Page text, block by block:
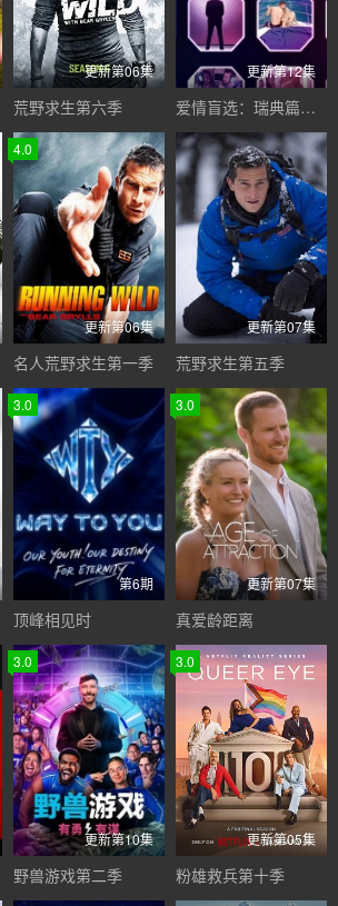
更新第06集
荒野求生第六季
更新第12集
爱情盲选：瑞典篇第三季
4.0
更新第06集
名人荒野求生第一季
更新第07集
荒野求生第五季
3.0
第6期
顶峰相见时
3.0
更新第07集
真爱龄距离
3.0
更新第10集
野兽游戏第二季
3.0
更新第05集
粉雄救兵第十季